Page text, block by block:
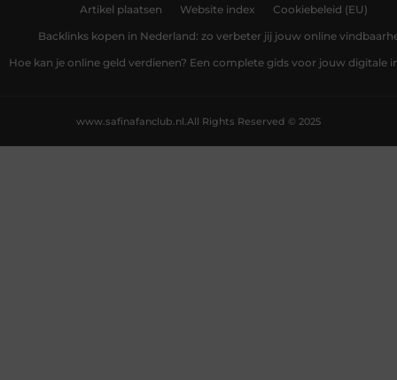
Artikel plaatsen Website index Cookiebeleid (EU)
Backlinks kopen in Nederland: zo verbeter jij jouw online
Hoe kan je online geld verdienen? Een complete gids voor jouw digitale
All Rights Reserved © 2025
www.safinafanclub.nl.